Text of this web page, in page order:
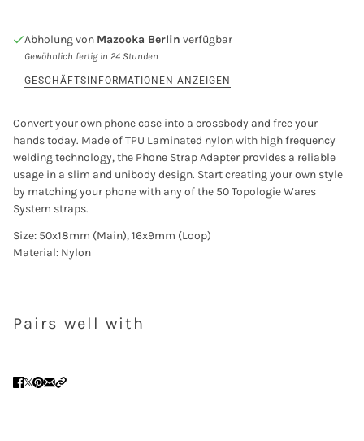
Abholung von Mazooka Berlin verfügbar
Gewöhnlich fertig in 24 Stunden
GESCHÄFTSINFORMATIONEN ANZEIGEN
Convert your own phone case into a crossbody and free your
hands today. Made of TPU Laminated nylon with high frequency
welding technology, the Phone Strap Adapter provides a reliable
usage in a slim and unibody design. Start creating your own style
by matching your phone with any of the 50 Topologie Wares
System straps.
Size: 50x18mm (Main), 16x9mm (Loop)
Material: Nylon
Pairs well with
Melden Sie sich bei Ihrem Konto an, um Produkte zu
Ihrer Wunschliste hinzuzufügen und Ihre zuvor